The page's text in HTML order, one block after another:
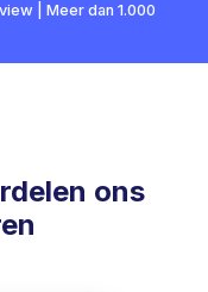
| Meer dan 1.000
ons